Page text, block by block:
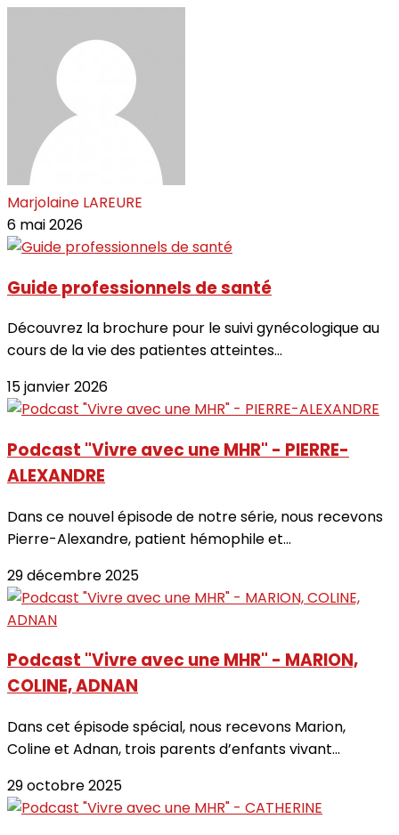
Marjolaine LAREURE
6 mai 2026
Guide professionnels de santé
Découvrez la brochure pour le suivi gynécologique au
cours de la vie des patientes atteintes...
15 janvier 2026
Podcast "Vivre avec une MHR" - PIERRE-
ALEXANDRE
Dans ce nouvel épisode de notre série, nous recevons
Pierre-Alexandre, patient hémophile et...
29 décembre 2025
Podcast "Vivre avec une MHR" - MARION,
COLINE, ADNAN
Dans cet épisode spécial, nous recevons Marion,
Coline et Adnan, trois parents d’enfants vivant...
29 octobre 2025